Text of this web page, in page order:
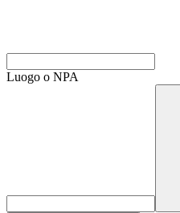
Luogo o NPA